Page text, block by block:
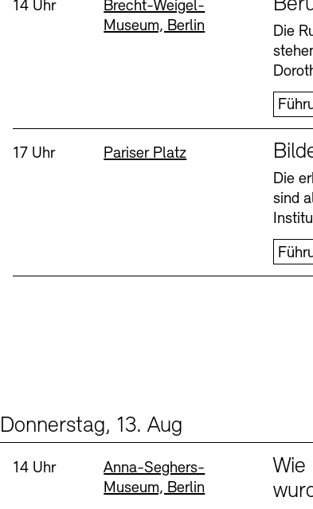
Buchläden
Öffnungszeiten
Öffnungszeiten
Uhrzeit:
14 Uhr Standort
Brecht-Weigel-
Museum, Berlin
Die
Uhrzeit:
17 Uhr Standort
Pariser Platz
Die
sind
Donnerstag, 13. Aug
Uhrzeit:
14 Uhr Standort
Anna-Seghers-
Museum, Berlin
Wie